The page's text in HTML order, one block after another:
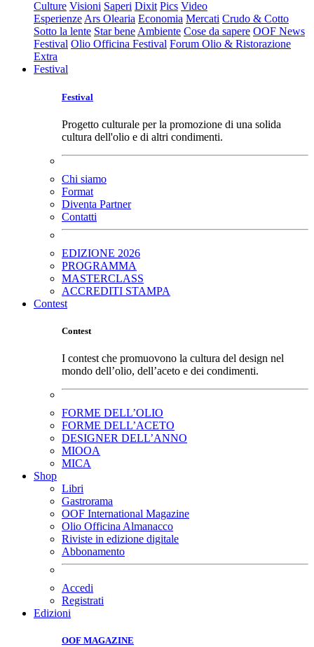
Culture Visioni Saperi Dixit Pics Video
Esperienze Ars Olearia Economia Mercati Crudo & Cotto
Sotto la lente Star bene Ambiente Cose da sapere OOF News
Festival Olio Officina Festival Forum Olio & Ristorazione
Extra
Festival
Festival
Progetto culturale per la promozione di una solida
cultura dell'olio e di altri condimenti.
Chi siamo
Format
Diventa Partner
Contatti
EDIZIONE 2026
PROGRAMMA
MASTERCLASS
ACCREDITI STAMPA
Contest
Contest
I contest che promuovono la cultura del design nel
mondo dell’olio, dell’aceto e dei condimenti.
FORME DELL’OLIO
FORME DELL’ACETO
DESIGNER DELL’ANNO
MIOOA
MICA
Shop
Libri
Gastrorama
OOF International Magazine
Olio Officina Almanacco
Riviste in edizione digitale
Abbonamento
Accedi
Registrati
Edizioni
OOF MAGAZINE